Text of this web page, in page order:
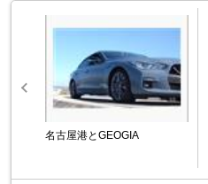
名古屋港とGEOGIA